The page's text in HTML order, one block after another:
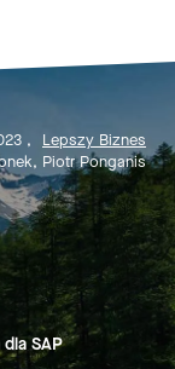
,
Lepszy Biznes
Piotr Ponganis
SAP